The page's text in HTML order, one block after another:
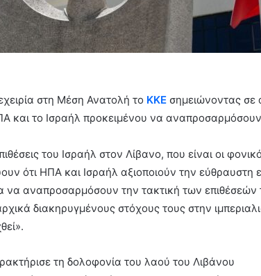
στη Μέση Ανατολή το ΚΚΕ σημειώνοντας σε
και το Ισραήλ προκειμένου να
του Ισραήλ στον Λίβανο, που είναι οι
ότι ΗΠΑ και Ισραήλ αξιοποιούν την εύθραυστη
να αναπροσαρμόσουν την τακτική των επιθέσεών
διακηρυγμένους στόχους τους στην
τη δολοφονία του λαού του Λιβάνου